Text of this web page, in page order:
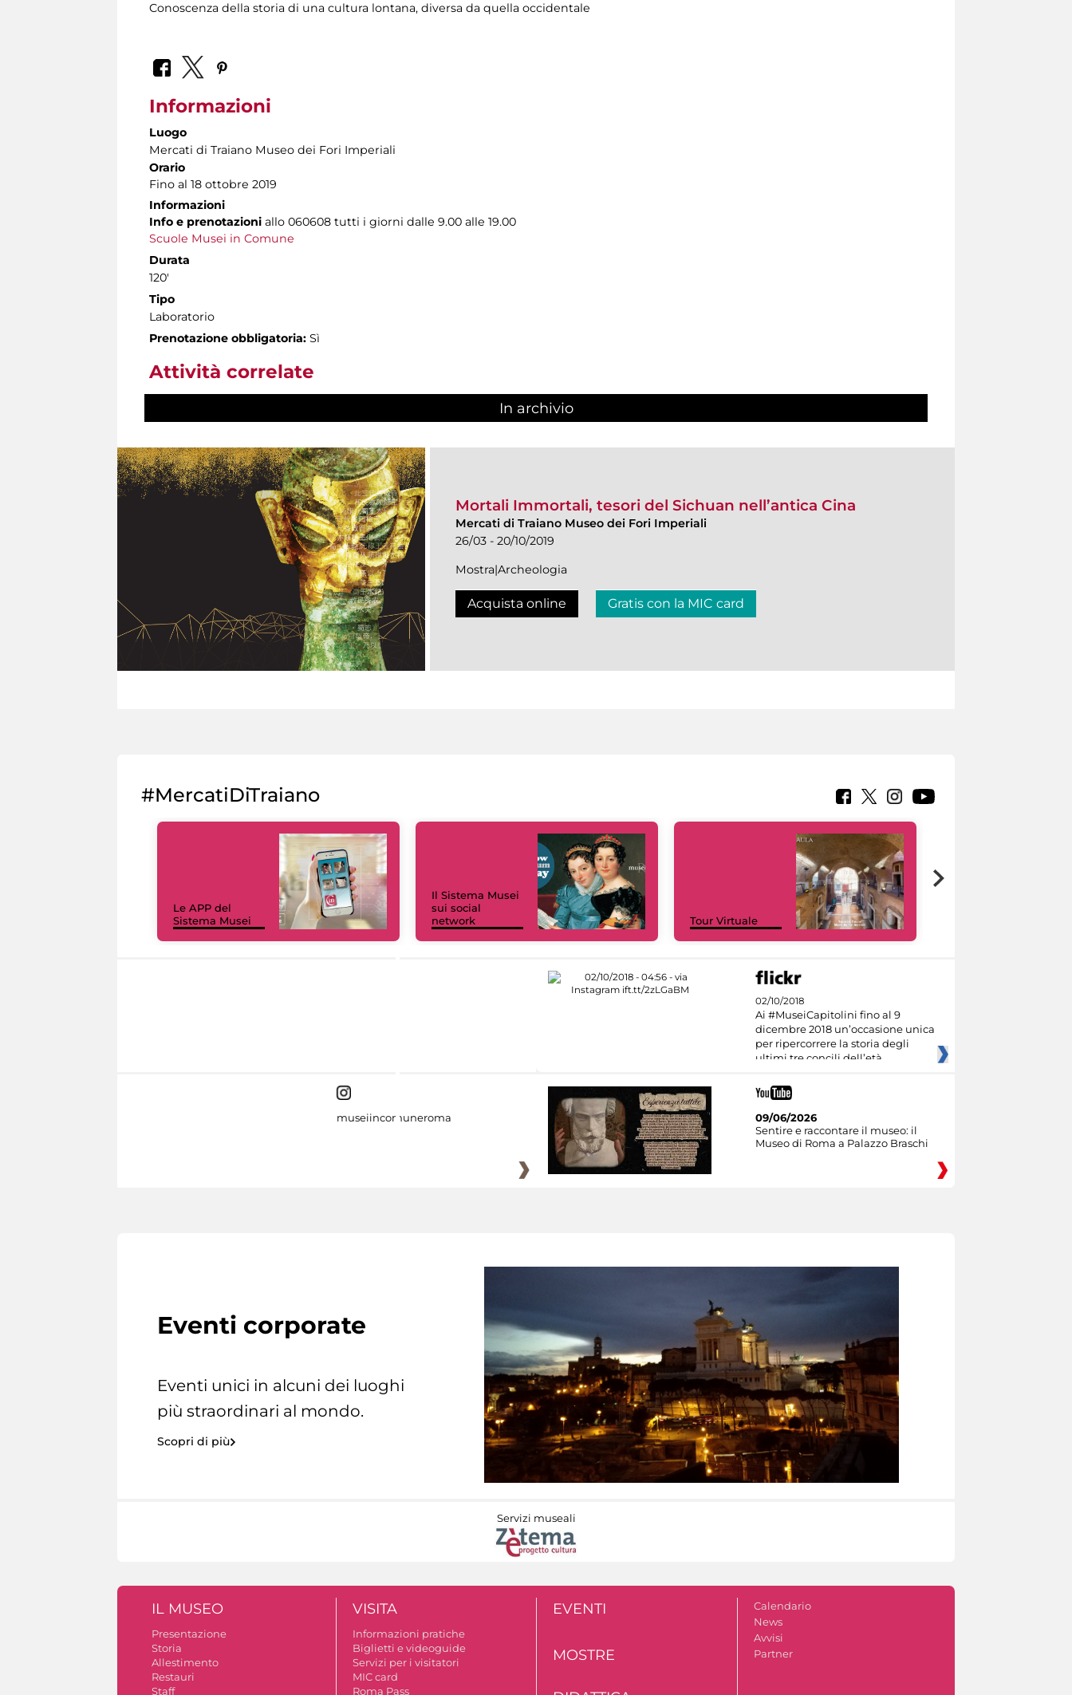
Conoscenza della storia di una cultura lontana, diversa da quella occidentale
Informazioni
Luogo
Mercati di Traiano Museo dei Fori Imperiali
Orario
Fino al 18 ottobre 2019
Informazioni
Info e prenotazioni allo 060608 tutti i giorni dalle 9.00 alle 19.00
Scuole Musei in Comune
Durata
120'
Tipo
Laboratorio
Prenotazione obbligatoria: Sì
Attività correlate
In archivio
Mortali Immortali, tesori del Sichuan nell’antica Cina
Mercati di Traiano Museo dei Fori Imperiali
26/03 - 20/10/2019
Mostra|Archeologia
Acquista online Gratis con la MIC card
#MercatiDiTraiano
Le APP del
Sistema Musei
Il Sistema Musei
sui social
network
Tour Virtuale
02/10/2018
Ai #MuseiCapitolini fino al 9
dicembre 2018 un’occasione unica
per ripercorrere la storia degli
ultimi tre concili dell’età
museiincomuneroma
09/06/2026
Sentire e raccontare il museo: il
Museo di Roma a Palazzo Braschi
Eventi corporate
Eventi unici in alcuni dei luoghi
più straordinari al mondo.
Scopri di più
Servizi museali
IL MUSEO
Presentazione
Storia
Allestimento
Restauri
Staff
VISITA
Informazioni pratiche
Biglietti e videoguide
Servizi per i visitatori
MIC card
Roma Pass
EVENTI
MOSTRE
Calendario
News
Avvisi
Partner